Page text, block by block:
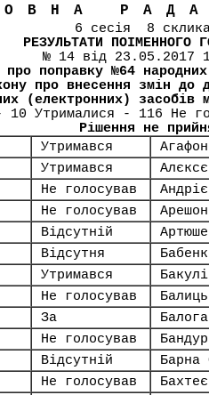
6 сесія 8
РЕЗУЛЬТАТИ ПОІМЕННОГО
№ 14 від 23.05.2017
про поправку №64
про внесення змін до
(електронних) засобів
Утрималися - 116 Не
Рішення не
Утримався
Утримався
Не голосував
Не голосував
Відсутній
Відсутня
Утримався
Не голосував
За
Не голосував
Відсутній
Не голосував